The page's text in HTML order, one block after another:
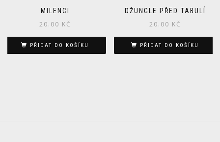
MILENCI
20.00 KČ
PŘIDAT DO KOŠÍKU
DŽUNGLE PŘED TABULÍ
20.00 KČ
PŘIDAT DO KOŠÍKU